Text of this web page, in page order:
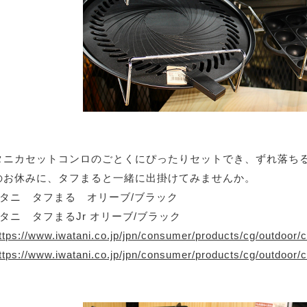
ニカセットコンロのごとくにぴったりセットでき、ずれ落ち
お休みに、タフまると一緒に出掛けてみませんか。
ニ タフまる オリーブ/ブラック
ニ タフまるJr オリーブ/ブラック
www.iwatani.co.jp/jpn/consumer/products/cg/outdoor/
www.iwatani.co.jp/jpn/consumer/products/cg/outdoor/